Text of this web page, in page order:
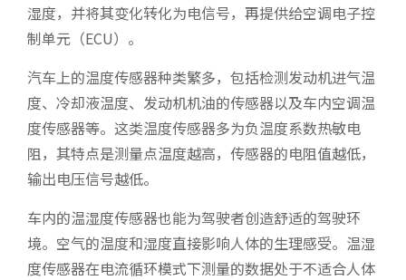
湿度，并将其变化转化为电信号，再提供给空调电子控
制单元（ECU）。
汽车上的温度传感器种类繁多，包括检测发动机进气温
度、冷却液温度、发动机机油的传感器以及车内空调温
度传感器等。这类温度传感器多为负温度系数热敏电
阻，其特点是测量点温度越高，传感器的电阻值越低，
输出电压信号越低。
车内的温湿度传感器也能为驾驶者创造舒适的驾驶环
境。空气的温度和湿度直接影响人体的生理感受。温湿
度传感器在电流循环模式下测量的数据处于不适合人体